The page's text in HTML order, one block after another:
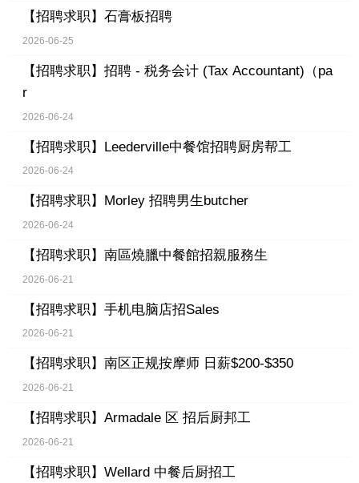
【招聘求职】 石膏板招聘
2026-06-25
【招聘求职】 招聘 - 税务会计 (Tax Accountant)（pa
r
2026-06-24
【招聘求职】 Leederville中餐馆招聘厨房帮工
2026-06-24
【招聘求职】 Morley 招聘男生butcher
2026-06-24
【招聘求职】 南區燒臘中餐館招親服務生
2026-06-21
【招聘求职】 手机电脑店招Sales
2026-06-21
【招聘求职】 南区正规按摩师 日薪$200-$350
2026-06-21
【招聘求职】 Armadale 区 招后厨邦工
2026-06-21
【招聘求职】 Wellard 中餐后厨招工